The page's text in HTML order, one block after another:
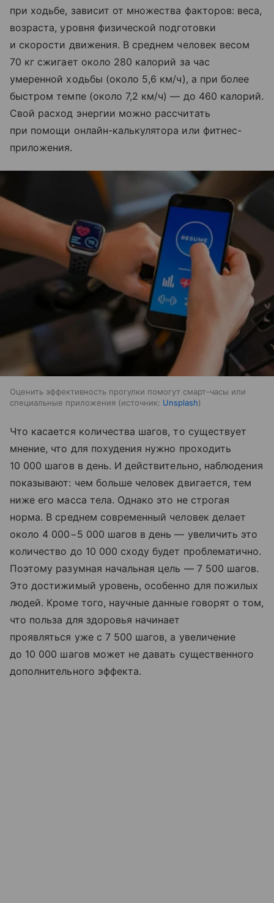
при ходьбе, зависит от множества факторов: веса,
возраста, уровня физической подготовки
и скорости движения. В среднем человек весом
70 кг сжигает около 280 калорий за час
умеренной ходьбы (около 5,6 км/ч), а при более
быстром темпе (около 7,2 км/ч) — до 460 калорий.
Свой расход энергии можно рассчитать
при помощи онлайн-калькулятора или фитнес-
приложения.
Оценить эффективность прогулки помогут смарт-часы или
специальные приложения
источник: Unsplash
Что касается количества шагов, то существует
мнение, что для похудения нужно проходить
10 000 шагов в день. И действительно, наблюдения
показывают: чем больше человек двигается, тем
ниже его масса тела. Однако это не строгая
норма. В среднем современный человек делает
около 4 000−5 000 шагов в день — увеличить это
количество до 10 000 сходу будет проблематично.
Поэтому разумная начальная цель — 7 500 шагов.
Это достижимый уровень, особенно для пожилых
людей. Кроме того, научные данные говорят о том,
что польза для здоровья начинает
проявляться уже с 7 500 шагов, а увеличение
до 10 000 шагов может не давать существенного
дополнительного эффекта.